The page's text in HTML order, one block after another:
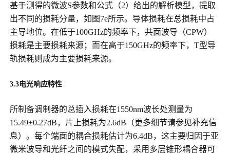
基于测得的微波S参数和公式（2）给出的解析模型，提取
出不同的损耗分量，如图7e所示。导体损耗在总损耗中占
主导地位。在低于100GHz的频率下，共面波导（CPW）
损耗是主要损耗来源；而在高于150GHz的频率下，T型导
轨损耗则成为主要损耗来源。
3.3电光响应特性
所制备调制器的总插入损耗在1550nm波长处测量为
15.49±0.27dB，片上损耗为2.6dB（更多细节请参见补充信
息）。每个端面的耦合损耗估计为6.4dB，这主要归因于亚
微米波导和光纤之间的模式失配，采用多层锥形耦合器可